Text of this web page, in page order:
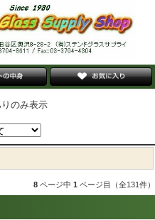
のみ表示
8 ページ中 1 ページ目（全131件）